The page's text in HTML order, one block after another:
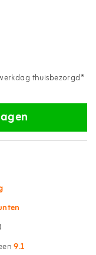
thuisbezorgd*
9.1